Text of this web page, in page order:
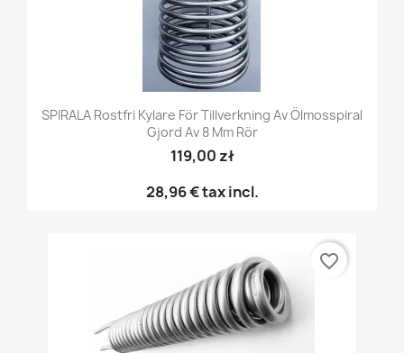
SPIRALA Rostfri Kylare För Tillverkning Av Ölmosspiral
Gjord Av 8 Mm Rör
119,00 zł
28,96 €tax incl.
favorite_border